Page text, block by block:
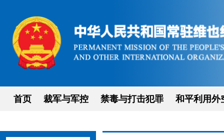
首页 裁军与军控 禁毒与打击犯罪 和平利用外